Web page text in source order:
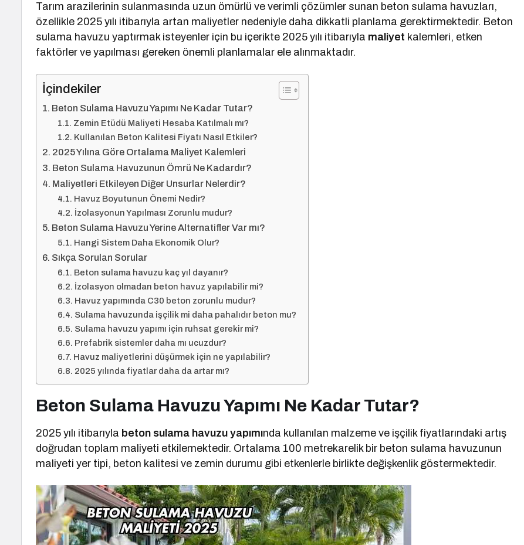
Tarım arazilerinin sulanmasında uzun ömürlü ve verimli çözümler sunan beton sulama havuzları,
özellikle 2025 yılı itibarıyla artan maliyetler nedeniyle daha dikkatli planlama gerektirmektedir. Beton
sulama havuzu yaptırmak isteyenler için bu içerikte 2025 yılı itibarıyla maliyet kalemleri, etken
faktörler ve yapılması gereken önemli planlamalar ele alınmaktadır.
İçindekiler
Beton Sulama Havuzu Yapımı Ne Kadar Tutar?
Zemin Etüdü Maliyeti Hesaba Katılmalı mı?
Kullanılan Beton Kalitesi Fiyatı Nasıl Etkiler?
2025 Yılına Göre Ortalama Maliyet Kalemleri
Beton Sulama Havuzunun Ömrü Ne Kadardır?
Maliyetleri Etkileyen Diğer Unsurlar Nelerdir?
Havuz Boyutunun Önemi Nedir?
İzolasyonun Yapılması Zorunlu mudur?
Beton Sulama Havuzu Yerine Alternatifler Var mı?
Hangi Sistem Daha Ekonomik Olur?
Sıkça Sorulan Sorular
Beton sulama havuzu kaç yıl dayanır?
İzolasyon olmadan beton havuz yapılabilir mi?
Havuz yapımında C30 beton zorunlu mudur?
Sulama havuzunda işçilik mi daha pahalıdır beton mu?
Sulama havuzu yapımı için ruhsat gerekir mi?
Prefabrik sistemler daha mı ucuzdur?
Havuz maliyetlerini düşürmek için ne yapılabilir?
2025 yılında fiyatlar daha da artar mı?
Beton Sulama Havuzu Yapımı Ne Kadar Tutar?
2025 yılı itibarıyla beton sulama havuzu yapımında kullanılan malzeme ve işçilik fiyatlarındaki artış
doğrudan toplam maliyeti etkilemektedir. Ortalama 100 metrekarelik bir beton sulama havuzunun
maliyeti yer tipi, beton kalitesi ve zemin durumu gibi etkenlerle birlikte değişkenlik göstermektedir.